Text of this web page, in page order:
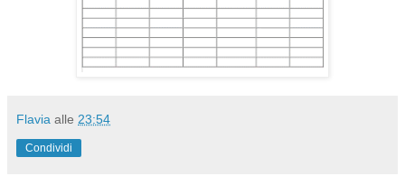
Flavia alle 23:54
Condividi